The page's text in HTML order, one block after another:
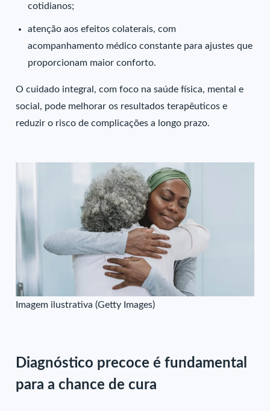
cotidianos;
atenção aos efeitos colaterais, com
acompanhamento médico constante para ajustes que
proporcionam maior conforto.
O cuidado integral, com foco na saúde física, mental e
social, pode melhorar os resultados terapêuticos e
reduzir o risco de complicações a longo prazo.
Imagem ilustrativa (Getty Images)
Diagnóstico precoce é fundamental
para a chance de cura